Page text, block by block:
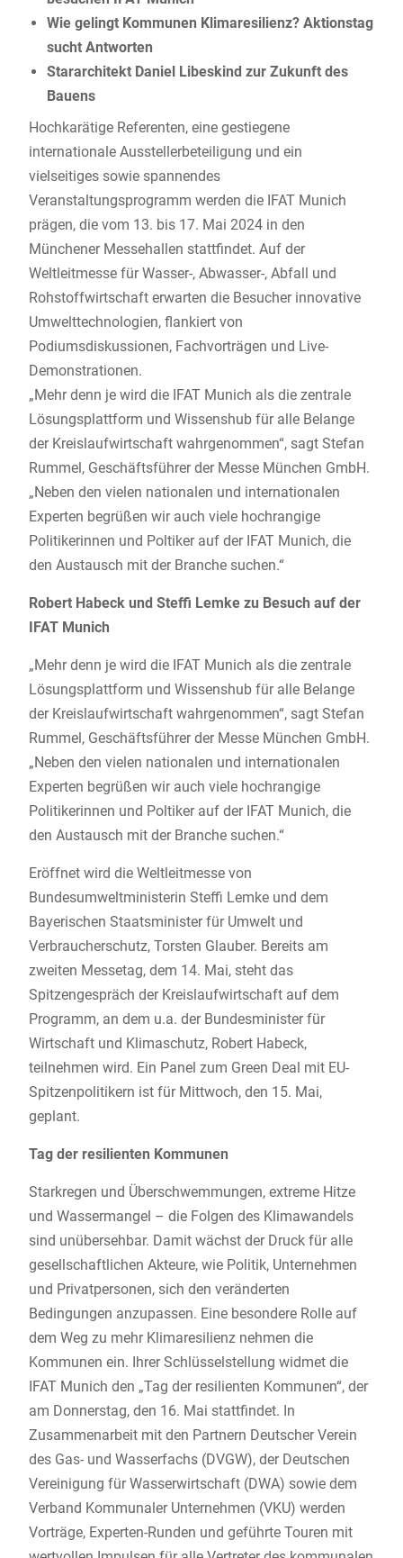
Wie gelingt Kommunen Klimaresilienz? Aktionstag
sucht Antworten
Stararchitekt Daniel Libeskind zur Zukunft des
Bauens
Hochkarätige Referenten, eine gestiegene
internationale Ausstellerbeteiligung und ein
vielseitiges sowie spannendes
Veranstaltungsprogramm werden die IFAT Munich
prägen, die vom 13. bis 17. Mai 2024 in den
Münchener Messehallen stattfindet. Auf der
Weltleitmesse für Wasser-, Abwasser-, Abfall und
Rohstoffwirtschaft erwarten die Besucher innovative
Umwelttechnologien, flankiert von
Podiumsdiskussionen, Fachvorträgen und Live-
Demonstrationen.
„Mehr denn je wird die IFAT Munich als die zentrale
Lösungsplattform und Wissenshub für alle Belange
der Kreislaufwirtschaft wahrgenommen“, sagt Stefan
Rummel, Geschäftsführer der Messe München GmbH.
„Neben den vielen nationalen und internationalen
Experten begrüßen wir auch viele hochrangige
Politikerinnen und Poltiker auf der IFAT Munich, die
den Austausch mit der Branche suchen.“
Robert Habeck und Steffi Lemke zu Besuch auf der
IFAT Munich
„Mehr denn je wird die IFAT Munich als die zentrale
Lösungsplattform und Wissenshub für alle Belange
der Kreislaufwirtschaft wahrgenommen“, sagt Stefan
Rummel, Geschäftsführer der Messe München GmbH.
„Neben den vielen nationalen und internationalen
Experten begrüßen wir auch viele hochrangige
Politikerinnen und Poltiker auf der IFAT Munich, die
den Austausch mit der Branche suchen.“
Eröffnet wird die Weltleitmesse von
Bundesumweltministerin Steffi Lemke und dem
Bayerischen Staatsminister für Umwelt und
Verbraucherschutz, Torsten Glauber. Bereits am
zweiten Messetag, dem 14. Mai, steht das
Spitzengespräch der Kreislaufwirtschaft auf dem
Programm, an dem u.a. der Bundesminister für
Wirtschaft und Klimaschutz, Robert Habeck,
teilnehmen wird. Ein Panel zum Green Deal mit EU-
Spitzenpolitikern ist für Mittwoch, den 15. Mai,
geplant.
Tag der resilienten Kommunen
Starkregen und Überschwemmungen, extreme Hitze
und Wassermangel – die Folgen des Klimawandels
sind unübersehbar. Damit wächst der Druck für alle
gesellschaftlichen Akteure, wie Politik, Unternehmen
und Privatpersonen, sich den veränderten
Bedingungen anzupassen. Eine besondere Rolle auf
dem Weg zu mehr Klimaresilienz nehmen die
Kommunen ein. Ihrer Schlüsselstellung widmet die
IFAT Munich den „Tag der resilienten Kommunen“, der
am Donnerstag, den 16. Mai stattfindet. In
Zusammenarbeit mit den Partnern Deutscher Verein
des Gas- und Wasserfachs (DVGW), der Deutschen
Vereinigung für Wasserwirtschaft (DWA) sowie dem
Verband Kommunaler Unternehmen (VKU) werden
Vorträge, Experten-Runden und geführte Touren mit